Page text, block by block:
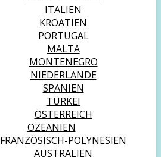
ITALIEN
KROATIEN
PORTUGAL
MALTA
MONTENEGRO
NIEDERLANDE
SPANIEN
TÜRKEI
ÖSTERREICH
OZEANIEN
FRANZÖSISCH-POLYNESIEN
AUSTRALIEN